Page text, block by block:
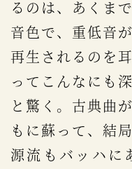
るのは、あくま
音色で、重低音
再生されるのを
ってこんなにも
と驚く。古典曲
もに蘇って、結
源流もバッハに